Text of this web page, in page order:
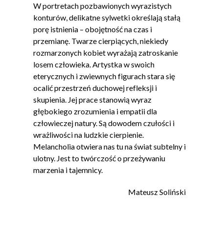
W portretach pozbawionych wyrazistych
konturów, delikatne sylwetki określają stałą
porę istnienia – obojętność na czas i
przemianę. Twarze cierpiących, niekiedy
rozmarzonych kobiet wyrażają zatroskanie
losem człowieka. Artystka w swoich
eterycznych i zwiewnych figurach stara się
ocalić przestrzeń duchowej refleksji i
skupienia. Jej prace stanowią wyraz
głębokiego zrozumienia i empatii dla
człowieczej natury. Są dowodem czułości i
wrażliwości na ludzkie cierpienie.
Melancholia otwiera nas tu na świat subtelny i
ulotny. Jest to twórczość o przeżywaniu
marzenia i tajemnicy.
Mateusz Soliński